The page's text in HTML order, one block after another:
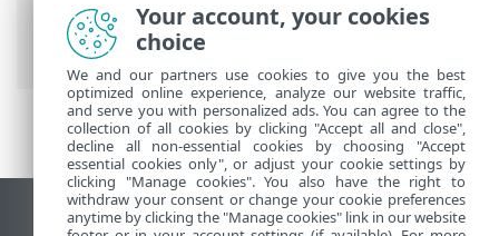
ESET Mail Security>工具>提交樣本以供
分析> 誤判檔案
檢視桌面網站
Your account, your cookies
choice
We and our partners use cookies to give you the best
optimized online experience, analyze our website traffic,
and serve you with personalized ads. You can agree to the
collection of all cookies by clicking "Accept all and close",
decline all non-essential cookies by choosing "Accept
essential cookies only", or adjust your cookie settings by
clicking "Manage cookies". You also have the right to
withdraw your consent or change your cookie preferences
anytime by clicking the "Manage cookies" link in our website